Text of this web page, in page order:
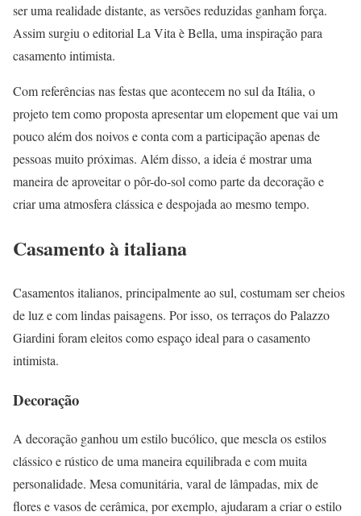
ser uma realidade distante, as versões reduzidas ganham força.
Assim surgiu o editorial La Vita è Bella, uma inspiração para
casamento intimista.
Com referências nas festas que acontecem no sul da Itália, o
projeto tem como proposta apresentar um elopement que vai um
pouco além dos noivos e conta com a participação apenas de
pessoas muito próximas. Além disso, a ideia é mostrar uma
maneira de aproveitar o pôr-do-sol como parte da decoração e
criar uma atmosfera clássica e despojada ao mesmo tempo.
Casamento à italiana
Casamentos italianos, principalmente ao sul, costumam ser cheios
de luz e com lindas paisagens. Por isso, os terraços do Palazzo
Giardini foram eleitos como espaço ideal para o casamento
intimista.
Decoração
A decoração ganhou um estilo bucólico, que mescla os estilos
clássico e rústico de uma maneira equilibrada e com muita
personalidade. Mesa comunitária, varal de lâmpadas, mix de
flores e vasos de cerâmica, por exemplo, ajudaram a criar o estilo